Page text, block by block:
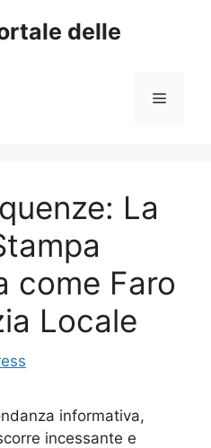
delle
Menu
La
come Faro
Locale
informativa,
incessante e